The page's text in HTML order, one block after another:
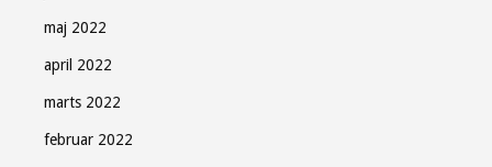
maj 2022
april 2022
marts 2022
februar 2022